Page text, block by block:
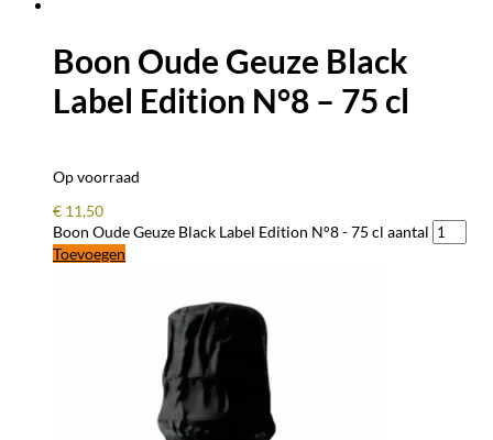
Boon Oude Geuze Black
Label Edition N°8 – 75 cl
Op voorraad
€ 11,50
Boon Oude Geuze Black Label Edition N°8 - 75 cl aantal
Toevoegen